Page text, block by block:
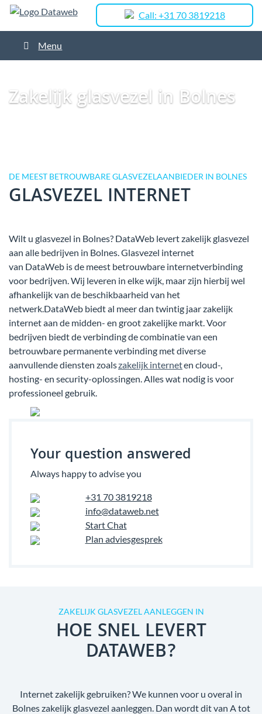
Call: +31 70 3819218
Menu
Zakelijk glasvezel in Bolnes
DE MEEST BETROUWBARE GLASVEZELAANBIEDER IN BOLNES
GLASVEZEL INTERNET
Wilt u glasvezel in Bolnes? DataWeb levert zakelijk glasvezel
aan alle bedrijven in Bolnes. Glasvezel internet
van DataWeb is de meest betrouwbare internetverbinding
voor bedrijven. Wij leveren in elke wijk, maar zijn hierbij wel
afhankelijk van de beschikbaarheid van het
netwerk.DataWeb biedt al meer dan twintig jaar zakelijk
internet aan de midden- en groot zakelijke markt. Voor
bedrijven biedt de verbinding de combinatie van een
betrouwbare permanente verbinding met diverse
aanvullende diensten zoalszakelijk interneten cloud-,
hosting- en security-oplossingen. Alles wat nodig is voor
professioneel gebruik.
Your question answered
Always happy to advise you
+31 70 3819218
info@dataweb.net
Start Chat
Plan adviesgesprek
ZAKELIJK GLASVEZEL AANLEGGEN IN
HOE SNEL LEVERT
DATAWEB?
Internet zakelijk gebruiken? We kunnen voor u overal in
Bolnes zakelijk glasvezel aanleggen. Dan wordt dit van A tot